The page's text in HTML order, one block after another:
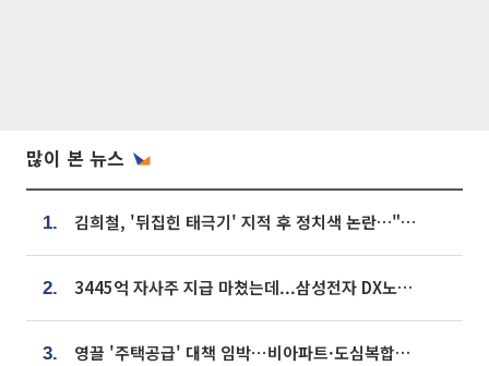
많이 본 뉴스
1. 김희철, '뒤집힌 태극기' 지적 후 정치색 논란…"좌우 떠나 우리나라 국기"
2. 3445억 자사주 지급 마쳤는데...삼성전자 DX노조, 뒤늦은 '떼쓰기 집회'
3. 영끌 '주택공급' 대책 임박⋯비아파트·도심복합까지 총동원